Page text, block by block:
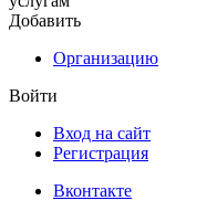
Добавить
Организацию
Войти
Вход на сайт
Регистрация
Вконтакте